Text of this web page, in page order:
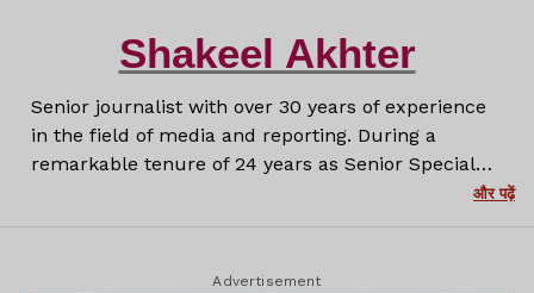
Shakeel Akhter
Senior journalist with over 30 years of experience
in the field of media and reporting. During a
remarkable tenure of 24 years as Senior Special
Correspondent at Prabhat Khabar, I have covered a
Media, I continue to create insightful and
और पढ़ें
Advertisement